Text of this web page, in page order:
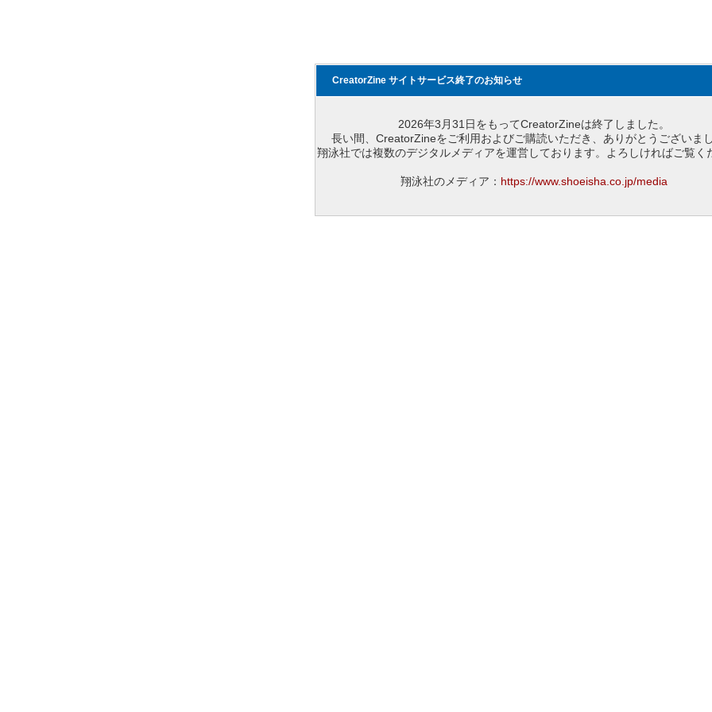
CreatorZine サイトサービス終了のお知らせ
2026年3月31日をもってCreatorZineは終了しました。
長い間、CreatorZineをご利用およびご購読いただき、ありがとうございまし
翔泳社では複数のデジタルメディアを運営しております。よろしければご覧く
翔泳社のメディア： https://www.shoeisha.co.jp/media